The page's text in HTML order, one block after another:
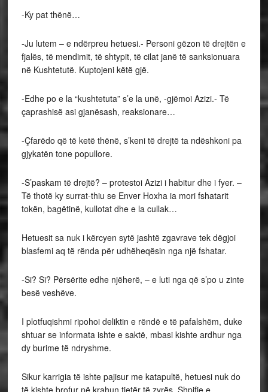
-Ky pat thënë…
-Ju lutem – e ndërpreu hetuesi.- Personi gëzon të drejtën e
fjalës, të mendimit, të shtypit, të cilat janë të sanksionuara
në Kushtetutë. Kuptojeni këtë gjë.
-Edhe po e la “kushtetuta” s’e la unë, -gjëmoi Azizi.- Të
çaprashisë asi gjanësash, reaksionare…
-Çfarëdo që të ketë thënë, s’keni të drejtë ta ndëshkoni pa
gjykatën tone popullore.
-S’paskam të drejtë? – protestoi Azizi i habitur dhe i fyer. –
Të thotë ky surrat-thiu se Enver Hoxha ia mori fshatarit
tokën, bagëtinë, kullotat dhe e la cullak…
Hetuesit sa nuk i kërcyen sytë jashtë zgavrave tek dëgjoi
blasfemi aq të rënda për udhëheqësin nga një fshatar.
-Si? Si? Përsërite edhe njëherë, – e luti nga që s’po u zinte
besë veshëve.
I plotfuqishmi ripohoi deliktin e rëndë e të pafalshëm, duke
shtuar se informata ishte e saktë, mbasi kishte ardhur nga
dy burime të ndryshme.
Sikur karrigia të ishte pajisur me katapultë, hetuesi nuk do